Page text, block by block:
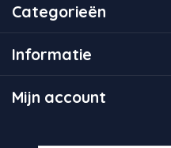
Categorieën
Informatie
Mijn account